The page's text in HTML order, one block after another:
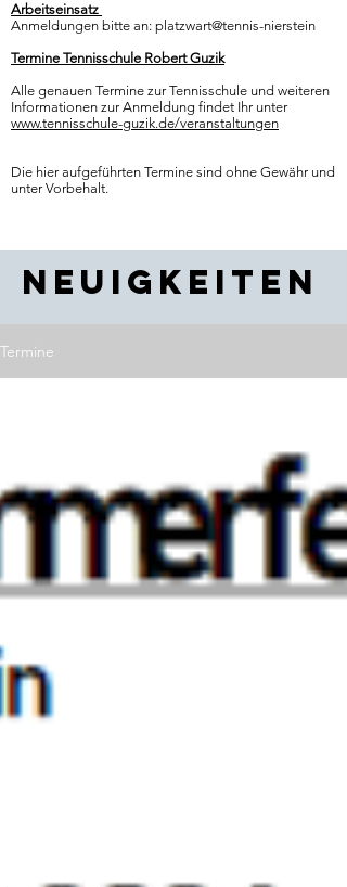
Arbeitseinsatz
Anmeldungen bitte an: platzwart@tennis-nierstein
Termine Tennisschule Robert Guzik
Alle genauen Termine zur Tennisschule und weiteren
Informationen zur Anmeldung findet Ihr unter
www.tennisschule-guzik.de/veranstaltungen
Die hier aufgeführten Termine sind ohne Gewähr und
unter Vorbehalt.
Neuigkeiten
Termine